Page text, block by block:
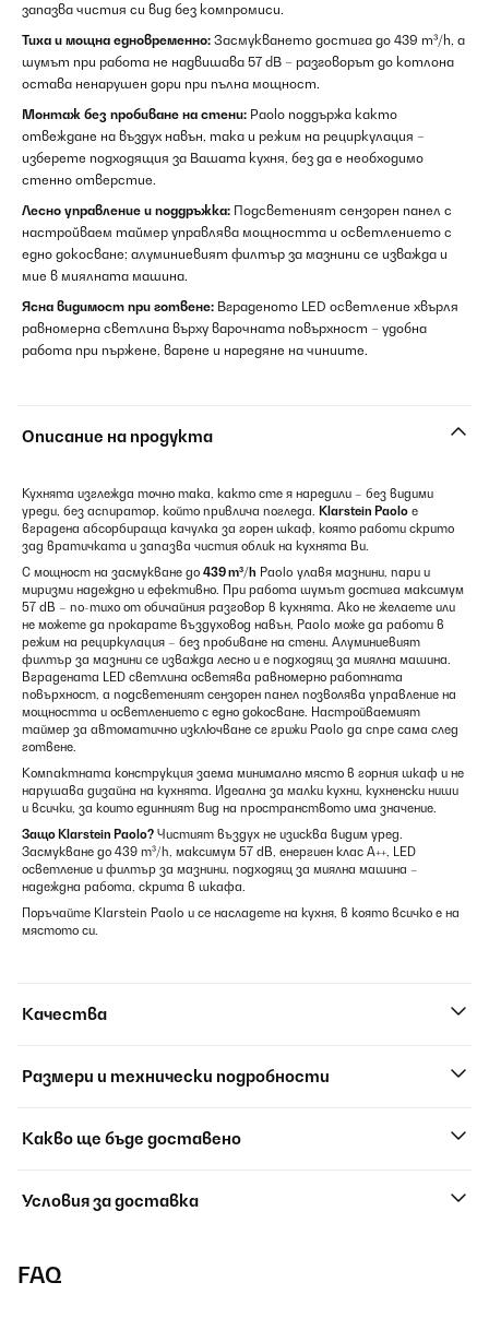
запазва чистия си вид без компромиси.
Тиха и мощна едновременно: Засмукването достига до 439 m³/h, а
шумът при работа не надвишава 57 dB – разговорът до котлона
остава ненарушен дори при пълна мощност.
Монтаж без пробиване на стени: Paolo поддържа както
отвеждане на въздух навън, така и режим на рециркулация –
изберете подходящия за Вашата кухня, без да е необходимо
стенно отверстие.
Лесно управление и поддръжка: Подсветеният сензорен панел с
настройваем таймер управлява мощността и осветлението с
едно докосване; алуминиевият филтър за мазнини се изважда и
мие в миялната машина.
Ясна видимост при готвене: Вграденото LED осветление хвърля
равномерна светлина върху варочната повърхност – удобна
работа при пържене, варене и наредяне на чиниите.
Описание на продукта
Кухнята изглежда точно така, както сте я наредили – без видими
уреди, без аспиратор, който привлича погледа. Klarstein Paolo е
вградена абсорбираща качулка за горен шкаф, която работи скрито
зад вратичката и запазва чистия облик на кухнята Ви.
С мощност на засмукване до 439 m³/h Paolo улавя мазнини, пари и
миризми надеждно и ефективно. При работа шумът достига максимум
57 dB – по-тихо от обичайния разговор в кухнята. Ако не желаете или
не можете да прокарате въздуховод навън, Paolo може да работи в
режим на рециркулация – без пробиване на стени. Алуминиевият
филтър за мазнини се изважда лесно и е подходящ за миялна машина.
Вградената LED светлина осветява равномерно работната
повърхност, а подсветеният сензорен панел позволява управление на
мощността и осветлението с едно докосване. Настройваемият
таймер за автоматично изключване се грижи Paolo да спре сама след
готвене.
Компактната конструкция заема минимално място в горния шкаф и не
нарушава дизайна на кухнята. Идеална за малки кухни, кухненски ниши
и всички, за които единният вид на пространството има значение.
Защо Klarstein Paolo? Чистият въздух не изисква видим уред.
Засмукване до 439 m³/h, максимум 57 dB, енергиен клас A++, LED
осветление и филтър за мазнини, подходящ за миялна машина –
надеждна работа, скрита в шкафа.
Поръчайте Klarstein Paolo и се насладете на кухня, в която всичко е на
мястото си.
Качества
Размери и технически подробности
Какво ще бъде доставено
Условия за доставка
FAQ